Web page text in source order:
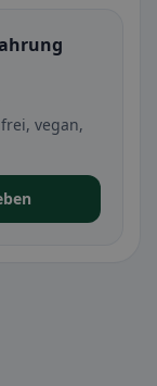
vegan,